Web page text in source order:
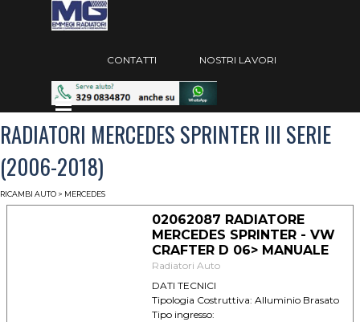
Vai ai contenuti
Salta menù
CONTATTI NOSTRI LAVORI
Salta menù
RADIATORI MERCEDES SPRINTER III SERIE
(2006-2018)
RICAMBI AUTO > MERCEDES
02062087 RADIATORE
MERCEDES SPRINTER - VW
CRAFTER D 06> MANUALE
Radiatori Auto
DATI TECNICI
Tipologia Costruttiva: Alluminio Brasato
Tipo ingresso: